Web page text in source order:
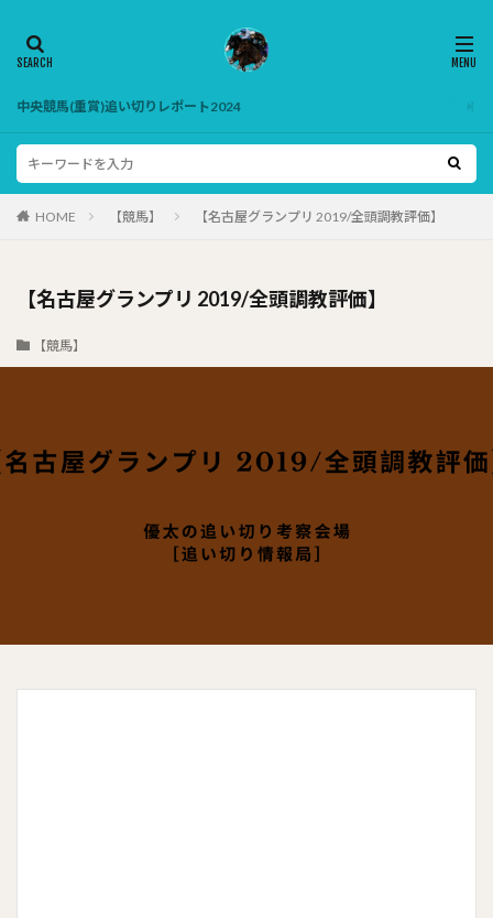
中央競馬(重賞)追い切りレポート2024
HOME 【競馬】 【名古屋グランプリ 2019/全頭調教評価】
【名古屋グランプリ 2019/全頭調教評価】
【競馬】